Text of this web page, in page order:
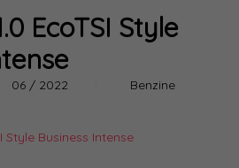
EcoTSI Style
06 / 2022
Benzine